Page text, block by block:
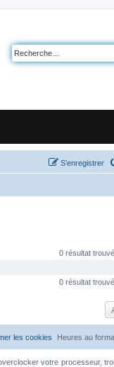
S’enregistrer
0 résultat
0 résultat
Heures au
les cookies
votre processeur,